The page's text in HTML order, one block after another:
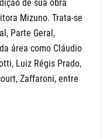
de sua obra
Mizuno. Trata-se
Parte Geral,
área como Cláudio
Luiz Régis Prado,
Zaffaroni, entre